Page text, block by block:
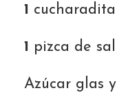
1
1 pizca de sal
Azúcar glas